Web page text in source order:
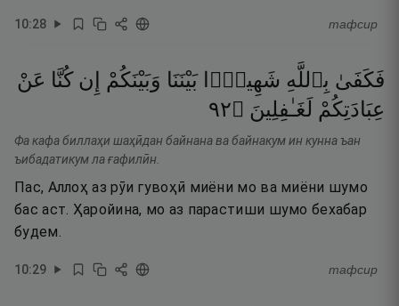
10:28 тафсир
فَكَفَىٰ بِٱللَّهِ شَهِيدًۢا بَيْنَنَا وَبَيْنَكُمْ إِن كُنَّا عَنْ
عِبَادَتِكُمْ لَغَـٰفِلِينَ ۝٢٩
Фа кафа биллаҳи шаҳӣдан байнана ва байнакум ин кунна ъан
ъибадатикум ла ғафилӣн.
Пас, Аллоҳ аз рӯи гувоҳӣ миёни мо ва миёни шумо
бас аст. Ҳаройина, мо аз парастиши шумо бехабар
будем.
10:29 тафсир